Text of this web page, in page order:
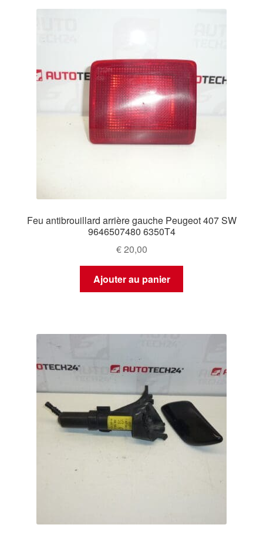
Feu antibrouillard arrière gauche Peugeot 407 SW
9646507480 6350T4
€20,00
Ajouter au panier